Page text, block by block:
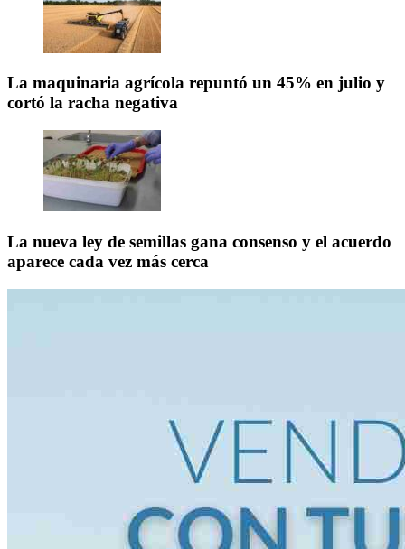
La maquinaria agrícola repuntó un 45% en julio y
cortó la racha negativa
La nueva ley de semillas gana consenso y el acuerdo
aparece cada vez más cerca